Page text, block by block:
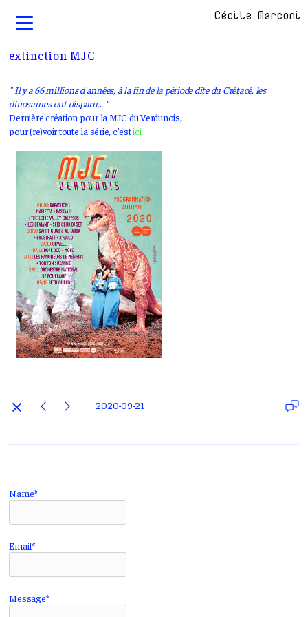
Cécile Marconi
extinction MJC
" Il y a 66 millions d'années, à la fin de la période dite du Crétacé, les
dinosaures ont disparu... "
Dernière création pour la MJC du Verdunois,
pour (re)voir toute la série, c'estici
2020-09-21
Name*
Email*
Message*